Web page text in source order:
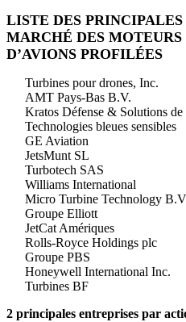
LISTE DES
MARCHÉ DES
D’AVIONS PROFILÉES
Turbines pour drones, Inc.
AMT Pays-Bas B.V.
Kratos Défense & Solutions de
Technologies bleues sensibles
GE Aviation
JetsMunt SL
Turbotech SAS
Williams International
Micro Turbine Technology
Groupe Elliott
JetCat Amériques
Rolls-Royce Holdings plc
Groupe PBS
Honeywell International Inc.
Turbines BF
2 principales entreprises par